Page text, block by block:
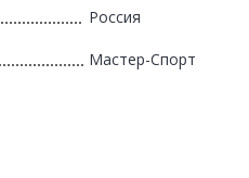
Россия
Мастер-Спорт